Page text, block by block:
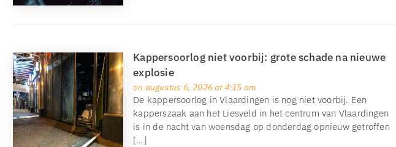
Kappersoorlog niet voorbij: grote schade na nieuwe
explosie
on augustus 6, 2026 at 4:15 am
De kappersoorlog in Vlaardingen is nog niet voorbij. Een
kapperszaak aan het Liesveld in het centrum van Vlaardingen
is in de nacht van woensdag op donderdag opnieuw getroffen
[…]